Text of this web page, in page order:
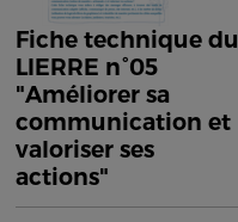
Fiche technique du
LIERRE n°05
"Améliorer sa
communication et
valoriser ses
actions"